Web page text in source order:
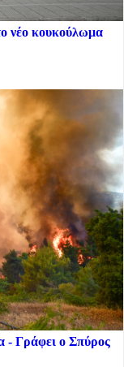
νέο κουκούλωμα
- Γράφει ο Σπύρος